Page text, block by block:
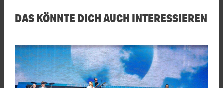
DAS KÖNNTE DICH AUCH INTERESSIEREN